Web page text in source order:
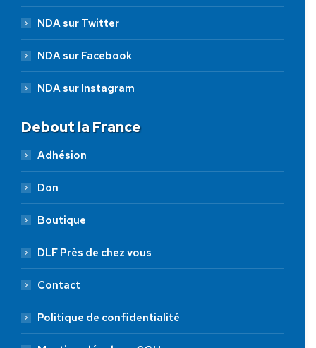
NDA sur Twitter
NDA sur Facebook
NDA sur Instagram
Debout la France
Adhésion
Don
Boutique
DLF Près de chez vous
Contact
Politique de confidentialité